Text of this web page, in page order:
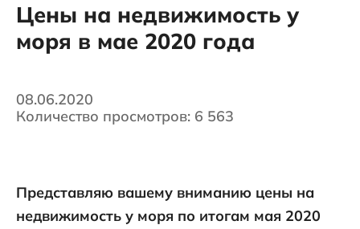
Цены на недвижимость у
моря в мае 2020 года
08.06.2020
Количество просмотров: 6 563
Представляю вашему вниманию цены на
недвижимость у моря по итогам мая 2020